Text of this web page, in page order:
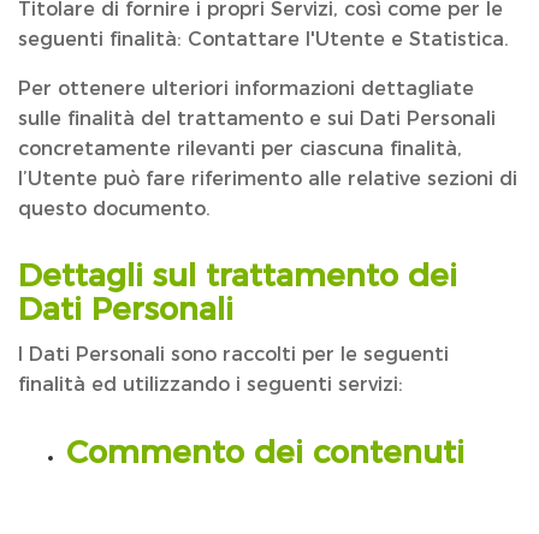
Titolare di fornire i propri Servizi, così come per le
seguenti finalità: Contattare l'Utente e Statistica.
Per ottenere ulteriori informazioni dettagliate
sulle finalità del trattamento e sui Dati Personali
concretamente rilevanti per ciascuna finalità,
l’Utente può fare riferimento alle relative sezioni di
questo documento.
Dettagli sul trattamento dei
Dati Personali
I Dati Personali sono raccolti per le seguenti
finalità ed utilizzando i seguenti servizi:
Commento dei contenuti